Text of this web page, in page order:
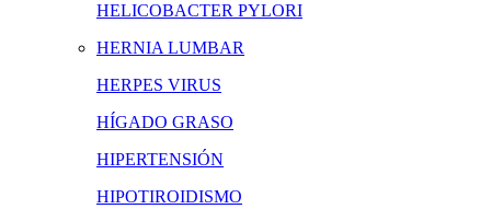
HELICOBACTER PYLORI
HERNIA LUMBAR
HERPES VIRUS
HÍGADO GRASO
HIPERTENSIÓN
HIPOTIROIDISMO